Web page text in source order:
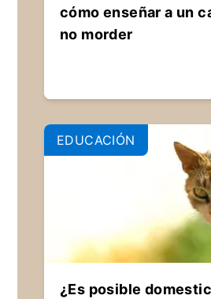
cómo enseñar a un
no morder
EDUCACIÓN
¿Es posible